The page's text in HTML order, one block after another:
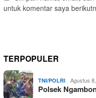
untuk komentar saya
TERPOPULER
TNI/POLRI Agustus
Polsek